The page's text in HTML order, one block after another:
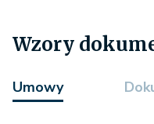
Wzory
Umowy